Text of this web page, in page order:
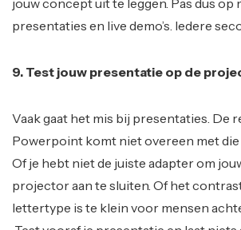
presentaties en live demo’s. Iedere
9. Test jouw presentatie op de
Vaak gaat het mis bij presentaties. De
Powerpoint komt niet overeen met
Of je hebt niet de juiste adapter om
projector aan te sluiten. Of het
lettertype is te klein voor mensen